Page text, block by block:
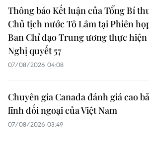
Thông báo Kết luận của Tổng Bí
Chủ tịch nước Tô Lâm tại Phiên
Ban Chỉ đạo Trung ương thực hiện
Nghị quyết 57
07/08/2026 04:08
Chuyên gia Canada đánh giá cao
lĩnh đối ngoại của Việt Nam
07/08/2026 03:49